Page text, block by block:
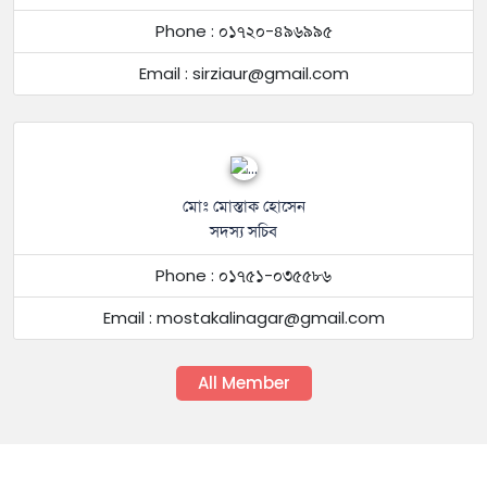
Phone : ০১৭২০-৪৯৬৯৯৫
Email : sirziaur@gmail.com
মোঃ মোস্তাক হোসেন
সদস্য সচিব
Phone : ০১৭৫১-০৩৫৫৮৬
Email : mostakalinagar@gmail.com
All Member